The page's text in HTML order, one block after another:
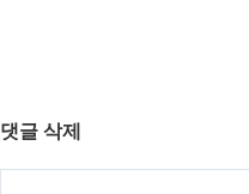
댓글 삭제